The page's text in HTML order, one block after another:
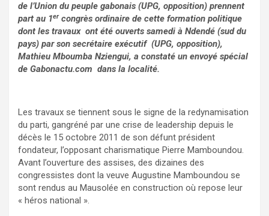
de l’Union du peuple gabonais (UPG, opposition) prennent
part au 1ercongrès ordinaire de cette formation politique
dont les travaux ont été ouverts samedi à Ndendé (sud du
pays) par son secrétaire exécutif (UPG, opposition),
Mathieu Mboumba Nziengui, a constaté un envoyé spécial
de Gabonactu.com dans la localité.
Les travaux se tiennent sous le signe de la redynamisation
du parti, gangréné par une crise de leadership depuis le
décès le 15 octobre 2011 de son défunt président
fondateur, l’opposant charismatique Pierre Mamboundou.
Avant l’ouverture des assises, des dizaines des
congressistes dont la veuve Augustine Mamboundou se
sont rendus au Mausolée en construction où repose leur
« héros national ».